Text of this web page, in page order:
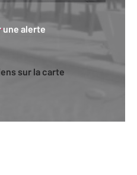
une alerte
sur la carte